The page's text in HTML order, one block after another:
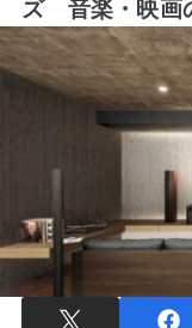
ズ 音楽・映画